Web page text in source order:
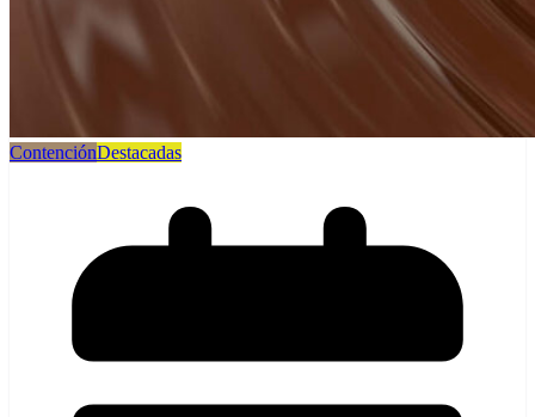
ContenciónDestacadas